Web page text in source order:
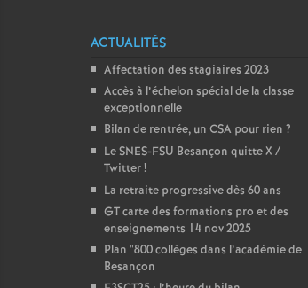
ACTUALITÉS
Affectation des stagiaires 2023
Accès à l’échelon spécial de la classe
exceptionnelle
Bilan de rentrée, un CSA pour rien ?
Le SNES-FSU Besançon quitte X /
Twitter!
La retraite progressive dès 60 ans
GT carte des formations pro et des
enseignements 14 nov 2025
Plan "800 collèges dans l’académie de
Besançon